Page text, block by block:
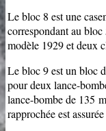
Le bloc 8 est une
correspondant au
modèle 1929 et deux
Le bloc 9 est un bloc
pour deux lance-
lance-bombe de 135
rapprochée est